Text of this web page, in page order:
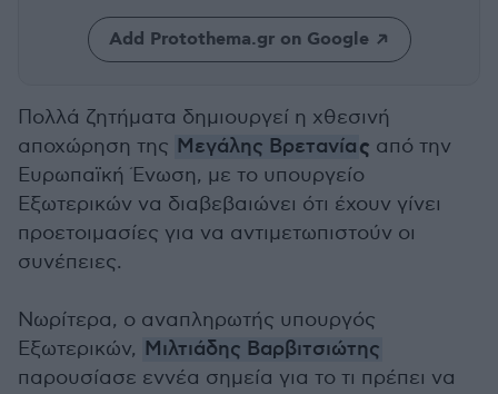
Add Protothema.gr on Google
Πολλά ζητήματα δημιουργεί η χθεσινή
αποχώρηση της Μεγάλης Βρετανίας από την
Ευρωπαϊκή Ένωση, με το υπουργείο
Εξωτερικών να διαβεβαιώνει ότι έχουν γίνει
προετοιμασίες για να αντιμετωπιστούν οι
συνέπειες.
Νωρίτερα, ο αναπληρωτής υπουργός
Εξωτερικών, Μιλτιάδης Βαρβιτσιώτης
παρουσίασε εννέα σημεία για το τι πρέπει να